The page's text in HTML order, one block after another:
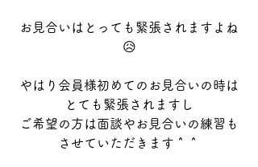
お見合いはとっても緊張されますよね
😥
やはり会員様初めてのお見合いの時は
とても緊張されますし
ご希望の方は面談やお見合いの練習も
させていただきます＾＾